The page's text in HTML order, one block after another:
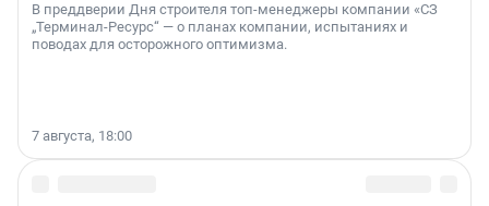
В преддверии Дня строителя топ-менеджеры компании «СЗ
„Терминал-Ресурс“ — о планах компании, испытаниях и
поводах для осторожного оптимизма.
7 августа, 18:00